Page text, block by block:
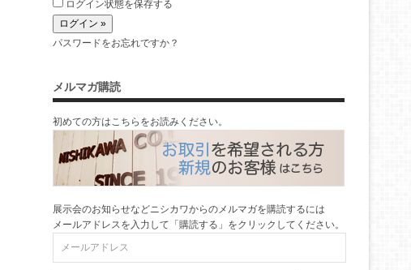
ログイン状態を保存する
パスワードをお忘れですか？
メルマガ購読
初めての方はこちらをお読みください。
展示会のお知らせなどニシカワからのメルマガを購読するには
メールアドレスを入力して「購読する」をクリックしてください。